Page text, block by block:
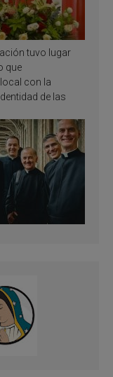
tuvo lugar
que
con la
de las